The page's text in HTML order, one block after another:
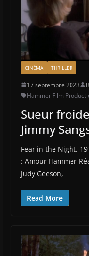
CINÉMA THRILLER
17 septembre 2023
Hammer Film
Sueur
Jimmy
Fear in the Night.
: Amour Hammer
Judy Geeson,
Read More